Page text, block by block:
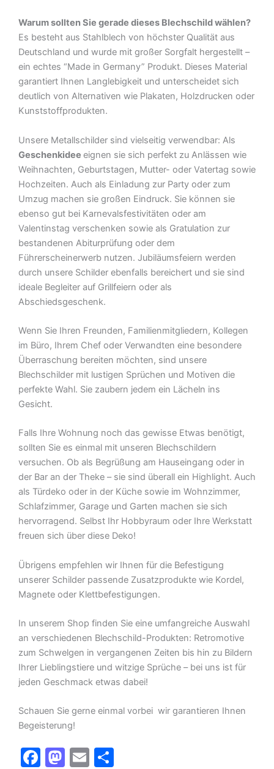
Warum sollten Sie gerade dieses Blechschild wählen?
Es besteht aus Stahlblech von höchster Qualität aus
Deutschland und wurde mit großer Sorgfalt hergestellt –
ein echtes “Made in Germany” Produkt. Dieses Material
garantiert Ihnen Langlebigkeit und unterscheidet sich
deutlich von Alternativen wie Plakaten, Holzdrucken oder
Kunststoffprodukten.
Unsere Metallschilder sind vielseitig verwendbar: Als
Geschenkidee eignen sie sich perfekt zu Anlässen wie
Weihnachten, Geburtstagen, Mutter- oder Vatertag sowie
Hochzeiten. Auch als Einladung zur Party oder zum
Umzug machen sie großen Eindruck. Sie können sie
ebenso gut bei Karnevalsfestivitäten oder am
Valentinstag verschenken sowie als Gratulation zur
bestandenen Abiturprüfung oder dem
Führerscheinerwerb nutzen. Jubiläumsfeiern werden
durch unsere Schilder ebenfalls bereichert und sie sind
ideale Begleiter auf Grillfeiern oder als
Abschiedsgeschenk.
Wenn Sie Ihren Freunden, Familienmitgliedern, Kollegen
im Büro, Ihrem Chef oder Verwandten eine besondere
Überraschung bereiten möchten, sind unsere
Blechschilder mit lustigen Sprüchen und Motiven die
perfekte Wahl. Sie zaubern jedem ein Lächeln ins
Gesicht.
Falls Ihre Wohnung noch das gewisse Etwas benötigt,
sollten Sie es einmal mit unseren Blechschildern
versuchen. Ob als Begrüßung am Hauseingang oder in
der Bar an der Theke – sie sind überall ein Highlight. Auch
als Türdeko oder in der Küche sowie im Wohnzimmer,
Schlafzimmer, Garage und Garten machen sie sich
hervorragend. Selbst Ihr Hobbyraum oder Ihre Werkstatt
freuen sich über diese Deko!
Übrigens empfehlen wir Ihnen für die Befestigung
unserer Schilder passende Zusatzprodukte wie Kordel,
Magnete oder Klettbefestigungen.
In unserem Shop finden Sie eine umfangreiche Auswahl
an verschiedenen Blechschild-Produkten: Retromotive
zum Schwelgen in vergangenen Zeiten bis hin zu Bildern
Ihrer Lieblingstiere und witzige Sprüche – bei uns ist für
jeden Geschmack etwas dabei!
Schauen Sie gerne einmal vorbei  wir garantieren Ihnen
Begeisterung!
F
M E